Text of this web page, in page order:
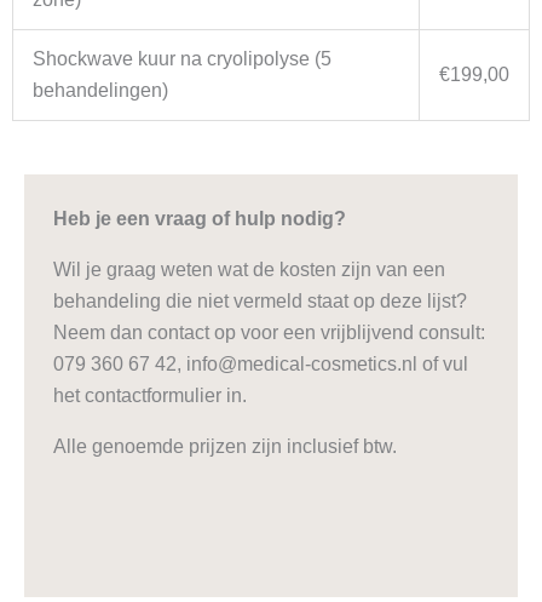
Heb je een vraag of hulp nodig?
Wil je graag weten wat de kosten zijn van een
behandeling die niet vermeld staat op deze lijst?
Neem dan contact op voor een vrijblijvend consult:
079 360 67 42, info@medical-cosmetics.nl of vul
het contactformulier in.
Alle genoemde prijzen zijn inclusief btw.
Shockwave kuur na cryolipolyse (5
behandelingen)
€199,00